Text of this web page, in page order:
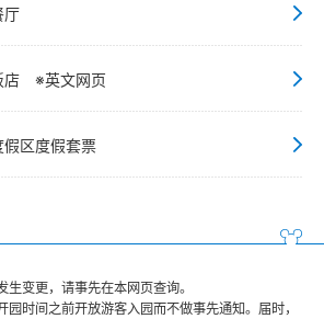
厅
店 ※英文网页
假区度假套票
生变更，请事先在本网页查询。
园时间之前开放游客入园而不做事先通知。届时，